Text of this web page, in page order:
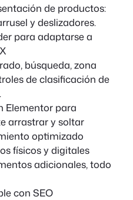
de productos:
y deslizadores.
para adaptarse a
búsqueda, zona
de clasificación de
Elementor para
arrastrar y soltar
optimizado
físicos y digitales
adicionales, todo
con SEO